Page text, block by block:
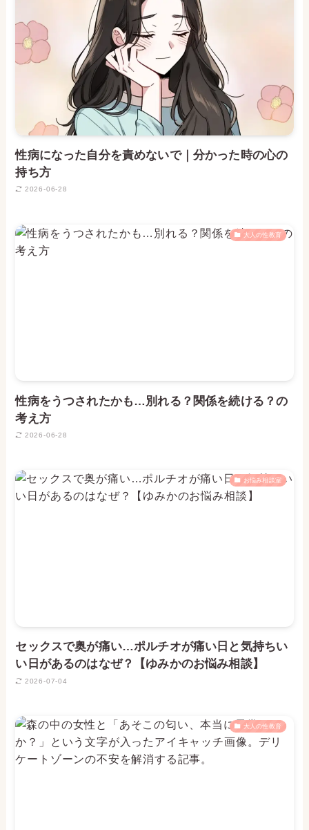
性病になった自分を責めないで｜分かった時の心の
持ち方
2026-06-28
大人の性教育
性病をうつされたかも…別れる？関係を続ける？の
考え方
2026-06-28
お悩み相談室
セックスで奥が痛い…ポルチオが痛い日と気持ちい
い日があるのはなぜ？【ゆみかのお悩み相談】
2026-07-04
大人の性教育